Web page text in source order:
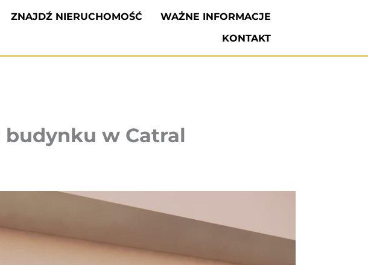
ZNAJDŹ NIERUCHOMOŚĆ
WAŻNE INFORMACJE
KONTAKT
w Catral